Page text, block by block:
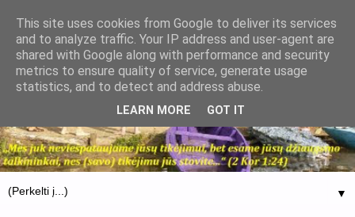
▼
This site uses cookies from Google to deliver its services
and to analyze traffic. Your IP address and user-agent are
shared with Google along with performance and security
metrics to ensure quality of service, generate usage
statistics, and to detect and address abuse.
LEARN MORE GOT IT